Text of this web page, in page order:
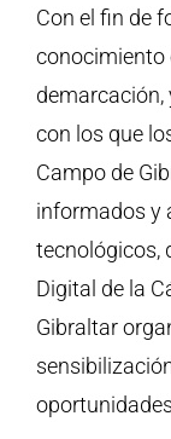
Con el fin de
conocimiento
demarcación,
con los que
Campo de
informados y
tecnológicos,
Digital de la
Gibraltar